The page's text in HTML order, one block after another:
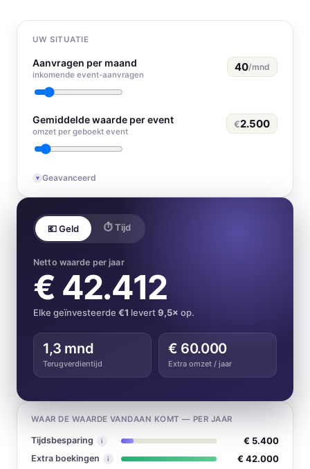
UW SITUATIE
Aanvragen per maand
inkomende event-aanvragen
40/mnd
Gemiddelde waarde per event
omzet per geboekt event
€2.500
▾ Geavanceerd
💶 Geld ⏱ Tijd
Netto waarde per jaar
€ 42.412
Elke geïnvesteerde €1 levert9,5× op.
1,3 mnd
Terugverdientijd
€ 60.000
Extra omzet / jaar
WAAR DE WAARDE VANDAAN KOMT — PER JAAR
Tijdsbesparing i € 5.400
Extra boekingen i € 42.000